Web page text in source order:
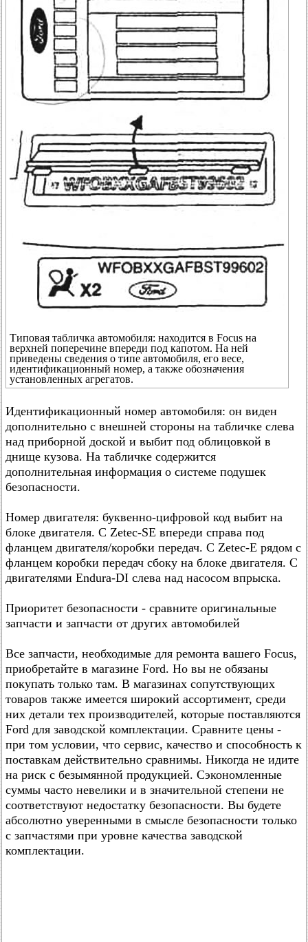
Типовая табличка автомобиля: находится в Focus на
верхней поперечине впереди под капотом. На ней
приведены сведения о типе автомобиля, его весе,
идентификационный номер, а также обозначения
установленных агрегатов.
Идентификационный номер автомобиля: он виден
дополнительно с внешней стороны на табличке слева
над приборной доской и выбит под облицовкой в
днище кузова. На табличке содержится
дополнительная информация о системе подушек
безопасности.
Номер двигателя: буквенно-цифровой код выбит на
блоке двигателя. С Zetec-SE впереди справа под
фланцем двигателя/коробки передач. С Zetec-Е рядом с
фланцем коробки передач сбоку на блоке двигателя. С
двигателями Endura-DI слева над насосом впрыска.
Приоритет безопасности - сравните оригинальные
запчасти и запчасти от других автомобилей
Все запчасти, необходимые для ремонта вашего Focus,
приобретайте в магазине Ford. Но вы не обязаны
покупать только там. В магазинах сопутствующих
товаров также имеется широкий ассортимент, среди
них детали тех производителей, которые поставляются
Ford для заводской комплектации. Сравните цены -
при том условии, что сервис, качество и способность к
поставкам действительно сравнимы. Никогда не идите
на риск с безымянной продукцией. Сэкономленные
суммы часто невелики и в значительной степени не
соответствуют недостатку безопасности. Вы будете
абсолютно уверенными в смысле безопасности только
с запчастями при уровне качества заводской
комплектации.